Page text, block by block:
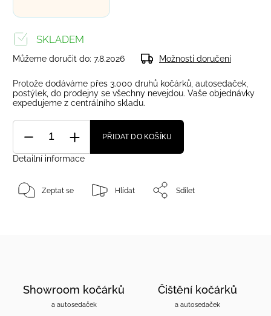
SKLADEM
Můžeme doručit do: 7.8.2026 Možnosti doručení
Protože dodáváme přes 3.000 druhů kočárků, autosedaček,
postýlek, do prodejny se všechny nevejdou. Vaše objednávky
expedujeme z centrálního skladu.
PŘIDAT DO KOŠÍKU
Detailní informace
Zeptat se Hlídat Sdílet
Showroom kočárků
a autosedaček
Čištění kočárků
a autosedaček